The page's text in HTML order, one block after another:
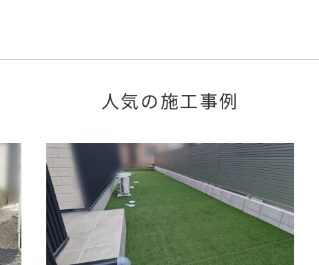
人気の施工事例